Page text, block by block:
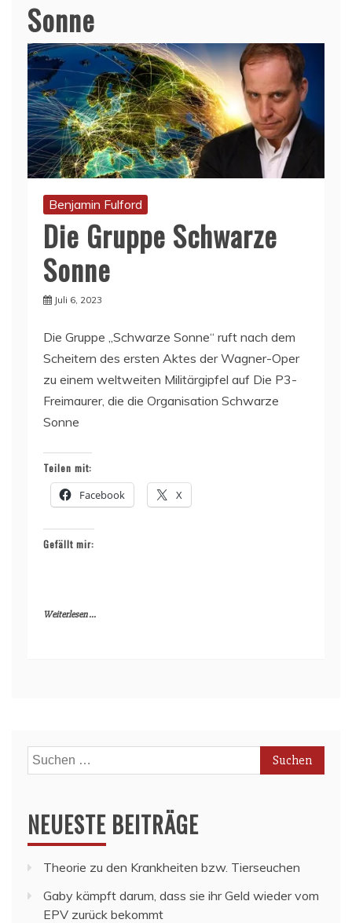
Sonne
Benjamin Fulford
Die Gruppe Schwarze
Sonne
Juli 6, 2023
Die Gruppe „Schwarze Sonne“ ruft nach dem
Scheitern des ersten Aktes der Wagner-Oper
zu einem weltweiten Militärgipfel auf Die P3-
Freimaurer, die die Organisation Schwarze
Sonne
Teilen mit:
Facebook X
Gefällt mir:
Weiterlesen ...
Suchen
nach:
NEUESTE BEITRÄGE
Theorie zu den Krankheiten bzw. Tierseuchen
Gaby kämpft darum, dass sie ihr Geld wieder vom
EPV zurück bekommt